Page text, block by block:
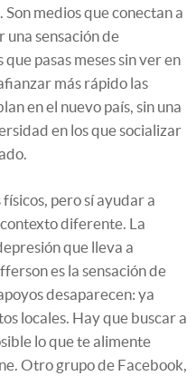
medios que conectan a
una sensación de
pasas meses sin ver en
más rápido las
en el nuevo país, sin una
en los que socializar
pero sí ayudar a
diferente. La
que lleva a
es la sensación de
desaparecen: ya
locales. Hay que buscar a
lo que te alimente
Otro grupo de Facebook,